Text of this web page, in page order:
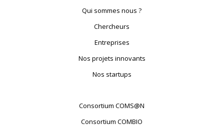
Qui sommes nous ?
Chercheurs
Entreprises
Nos projets innovants
Nos startups
Consortium COMS@N
Consortium COMBIO